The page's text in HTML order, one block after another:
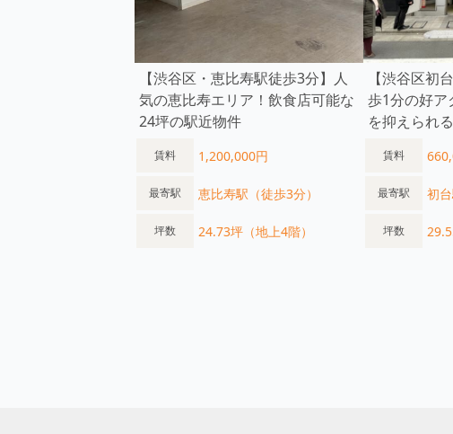
【渋谷区・恵比寿駅徒歩3分】人
気の恵比寿エリア！飲食店可能な
24坪の駅近物件
賃料 1,200,000円
最寄駅 恵比寿駅（徒歩3分）
坪数 24.73坪（地上4階）
【渋谷区初
歩1分の好
を抑えられ
賃料
最寄駅 初
坪数